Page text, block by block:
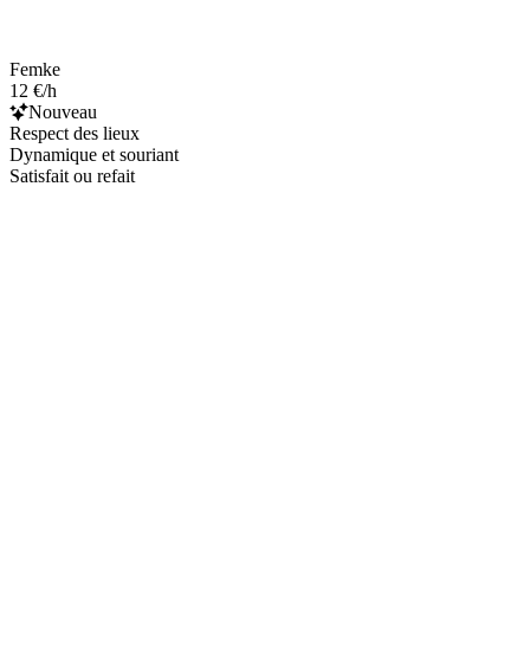
Femke
12 €/h
Nouveau
Respect des lieux
Dynamique et souriant
Satisfait ou refait